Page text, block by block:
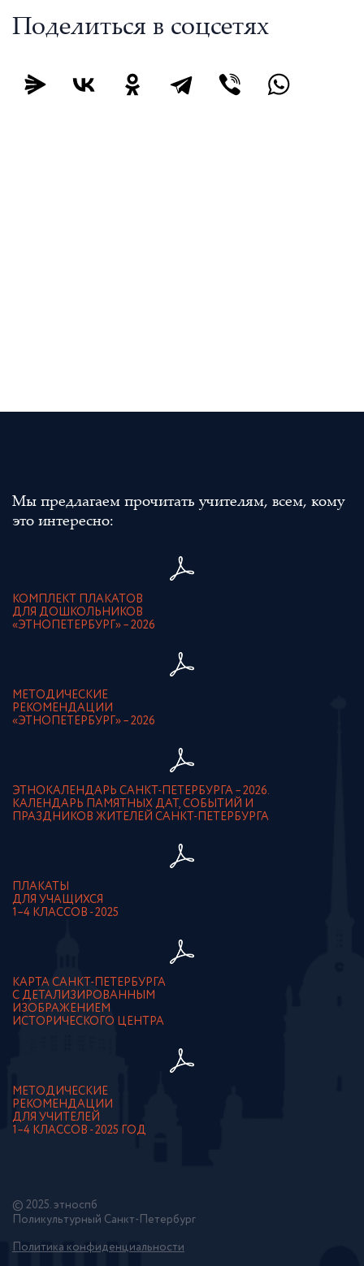
Поделиться в соцсетях
Мы предлагаем прочитать учителям, всем, кому
это интересно:
КОМПЛЕКТ ПЛАКАТОВ
ДЛЯ ДОШКОЛЬНИКОВ
«ЭТНОПЕТЕРБУРГ» – 2026
МЕТОДИЧЕСКИЕ
РЕКОМЕНДАЦИИ
«ЭТНОПЕТЕРБУРГ» – 2026
ЭТНОКАЛЕНДАРЬ САНКТ-ПЕТЕРБУРГА – 2026.
КАЛЕНДАРЬ ПАМЯТНЫХ ДАТ, СОБЫТИЙ И
ПРАЗДНИКОВ ЖИТЕЛЕЙ САНКТ-ПЕТЕРБУРГА
ПЛАКАТЫ
ДЛЯ УЧАЩИХСЯ
1–4 КЛАССОВ - 2025
КАРТА САНКТ-ПЕТЕРБУРГА
С ДЕТАЛИЗИРОВАННЫМ
ИЗОБРАЖЕНИЕМ
ИСТОРИЧЕСКОГО ЦЕНТРА
МЕТОДИЧЕСКИЕ
РЕКОМЕНДАЦИИ
ДЛЯ УЧИТЕЛЕЙ
1–4 КЛАССОВ - 2025 ГОД
© 2025. этноспб
Поликультурный Санкт-Петербург
Политика конфиденциальности